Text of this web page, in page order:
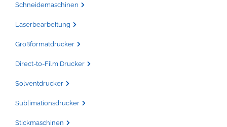
Schneidemaschinen
Laserbearbeitung
Großformatdrucker
Direct-to-Film Drucker
Solventdrucker
Sublimationsdrucker
Stickmaschinen